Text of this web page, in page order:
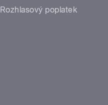
Rozhlasový poplatek